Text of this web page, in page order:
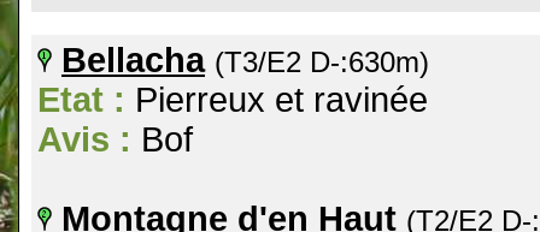
Bellacha (T3/E2 D-:630m)
Etat : Pierreux et ravinée
Avis : Bof
Montagne d'en Haut (T2/E2 D-